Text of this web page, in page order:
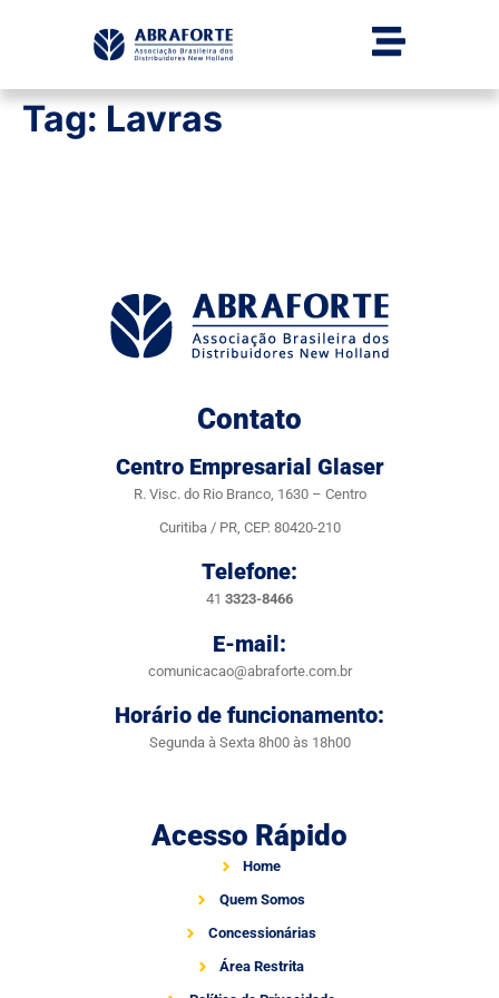
Tag: Lavras
Contato
Centro Empresarial Glaser
R. Visc. do Rio Branco, 1630 – Centro
Curitiba / PR, CEP. 80420-210
Telefone:
41 3323-8466
E-mail:
comunicacao@abraforte.com.br
Horário de funcionamento:
Segunda à Sexta 8h00 às 18h00
Acesso Rápido
Home
Quem Somos
Concessionárias
Área Restrita